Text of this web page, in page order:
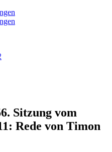
Sitzung vom
Rede von Timon